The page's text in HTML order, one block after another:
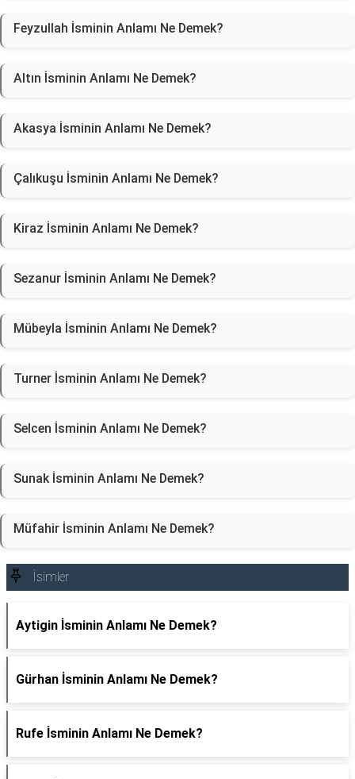
Feyzullah İsminin Anlamı Ne Demek?
Altın İsminin Anlamı Ne Demek?
Akasya İsminin Anlamı Ne Demek?
Çalıkuşu İsminin Anlamı Ne Demek?
Kiraz İsminin Anlamı Ne Demek?
Sezanur İsminin Anlamı Ne Demek?
Mübeyla İsminin Anlamı Ne Demek?
Turner İsminin Anlamı Ne Demek?
Selcen İsminin Anlamı Ne Demek?
Sunak İsminin Anlamı Ne Demek?
Müfahir İsminin Anlamı Ne Demek?
İsimler
Aytigin İsminin Anlamı Ne Demek?
Gürhan İsminin Anlamı Ne Demek?
Rufe İsminin Anlamı Ne Demek?